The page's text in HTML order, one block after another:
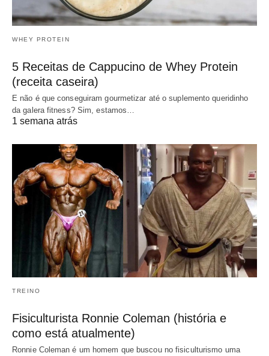
WHEY PROTEIN
5 Receitas de Cappucino de Whey Protein
(receita caseira)
E não é que conseguiram gourmetizar até o suplemento queridinho
da galera fitness? Sim, estamos…
1 semana atrás
TREINO
Fisiculturista Ronnie Coleman (história e
como está atualmente)
Ronnie Coleman é um homem que buscou no fisiculturismo uma